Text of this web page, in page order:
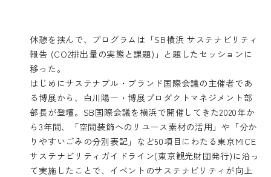
休憩を挟んで、プログラムは「SB横浜 サステナビリティ
報告 (CO2排出量の実態と課題)」と題したセッションに
移った。
はじめにサステナブル・ブランド国際会議の主催者であ
る博展から、白川陽一・博展プロダクトマネジメント部
部長が登壇。SB国際会議を横浜で開催してきた2020年か
ら3年間、「空間装飾へのリユース素材の活用」や「分か
りやすいごみの分別表記」など50項目にわたる東京MICE
サステナビリティガイドライン(東京観光財団発行)に沿っ
て実施したことで、イベントのサステナビリティが向上